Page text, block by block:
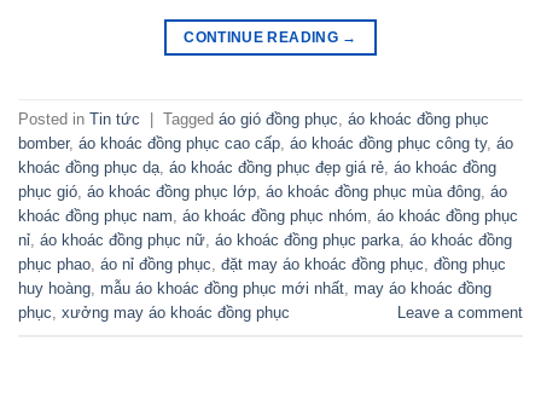
CONTINUE READING →
Posted in Tin tức Tagged áo gió đồng phục, áo khoác đồng phục
bomber, áo khoác đồng phục cao cấp, áo khoác đồng phục công ty, áo
khoác đồng phục dạ, áo khoác đồng phục đẹp giá rẻ, áo khoác đồng
phục gió, áo khoác đồng phục lớp, áo khoác đồng phục mùa đông, áo
khoác đồng phục nam, áo khoác đồng phục nhóm, áo khoác đồng phục
nỉ, áo khoác đồng phục nữ, áo khoác đồng phục parka, áo khoác đồng
phục phao, áo nỉ đồng phục, đặt may áo khoác đồng phục, đồng phục
huy hoàng, mẫu áo khoác đồng phục mới nhất, may áo khoác đồng
phục, xưởng may áo khoác đồng phục Leave a comment